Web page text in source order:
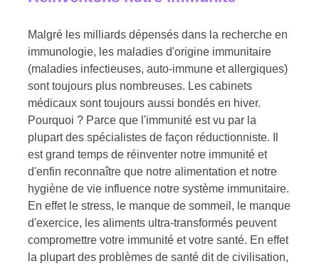
Malgré les milliards dépensés dans la recherche en
immunologie, les maladies d'origine immunitaire
(maladies infectieuses, auto-immune et allergiques)
sont toujours plus nombreuses. Les cabinets
médicaux sont toujours aussi bondés en hiver.
Pourquoi ? Parce que l'immunité est vu par la
plupart des spécialistes de façon réductionniste. Il
est grand temps de réinventer notre immunité et
d'enfin reconnaître que notre alimentation et notre
hygiène de vie influence notre système immunitaire.
En effet le stress, le manque de sommeil, le manque
d'exercice, les aliments ultra-transformés peuvent
compromettre votre immunité et votre santé. En effet
la plupart des problèmes de santé dit de civilisation,